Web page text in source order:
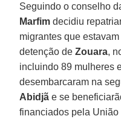
Seguindo o conselho
Marfim decidiu
migrantes que
detenção deZouara,
incluindo 89 mulheres
desembarcaram na
Abidjã e se
financiados pela União